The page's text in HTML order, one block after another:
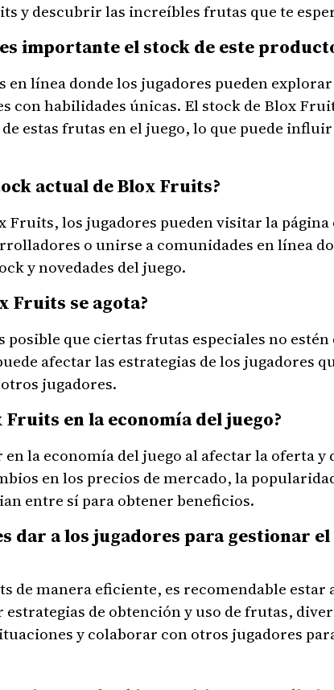
y descubrir las increíbles frutas que te
importante el stock de este
en línea donde los jugadores pueden
con habilidades únicas. El stock de Blox
estas frutas en el juego, lo que puede
actual de Blox Fruits?
Fruits, los jugadores pueden visitar la
o unirse a comunidades en línea
y novedades del juego.
Fruits se agota?
posible que ciertas frutas especiales no
afectar las estrategias de los jugadores
jugadores.
en la economía del juego?
la economía del juego al afectar la oferta y
en los precios de mercado, la
entre sí para obtener beneficios.
dar a los jugadores para gestionar
de manera eficiente, es recomendable estar
de obtención y uso de frutas,
y colaborar con otros jugadores